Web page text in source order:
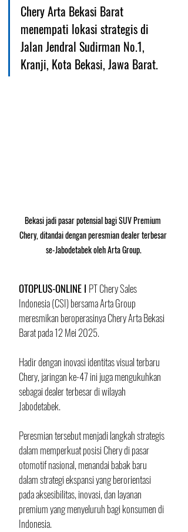
Chery Arta Bekasi Barat
menempati lokasi strategis di
Jalan Jendral Sudirman No.1,
Kranji, Kota Bekasi, Jawa Barat.
Bekasi jadi pasar potensial bagi SUV Premium
Chery, ditandai dengan peresmian dealer terbesar
se-Jabodetabek oleh Arta Group.
OTOPLUS-ONLINE I PT Chery Sales
Indonesia (CSI) bersama Arta Group
meresmikan beroperasinya Chery Arta Bekasi
Barat pada 12 Mei 2025.
Hadir dengan inovasi identitas visual terbaru
Chery, jaringan ke-47 ini juga mengukuhkan
sebagai dealer terbesar di wilayah
Jabodetabek.
Peresmian tersebut menjadi langkah strategis
dalam memperkuat posisi Chery di pasar
otomotif nasional, menandai babak baru
dalam strategi ekspansi yang berorientasi
pada aksesibilitas, inovasi, dan layanan
premium yang menyeluruh bagi konsumen di
Indonesia.